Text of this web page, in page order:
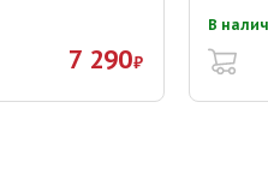
7 290₽
В